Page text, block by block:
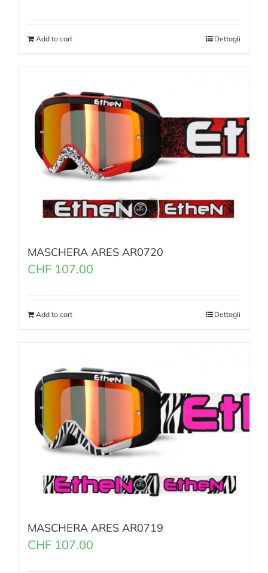
Add to cart Dettagli
MASCHERA ARES AR0720
CHF 107.00
Add to cart Dettagli
MASCHERA ARES AR0719
CHF 107.00